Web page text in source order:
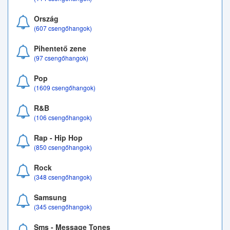
Ország
(607 csengőhangok)
Pihentető zene
(97 csengőhangok)
Pop
(1609 csengőhangok)
R&B
(106 csengőhangok)
Rap - Hip Hop
(850 csengőhangok)
Rock
(348 csengőhangok)
Samsung
(345 csengőhangok)
Sms - Message Tones